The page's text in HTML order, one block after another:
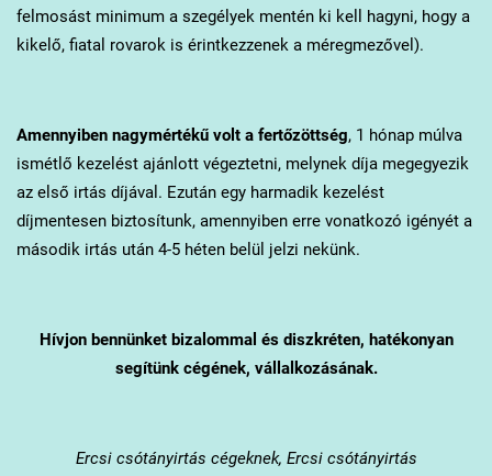
felmosást minimum a szegélyek mentén ki kell hagyni, hogy a
kikelő, fiatal rovarok is érintkezzenek a méregmezővel).
Amennyiben nagymértékű volt a fertőzöttség, 1 hónap múlva
ismétlő kezelést ajánlott végeztetni, melynek díja megegyezik
az első irtás díjával. Ezután egy harmadik kezelést
díjmentesen biztosítunk, amennyiben erre vonatkozó igényét a
második irtás után 4-5 héten belül jelzi nekünk.
Hívjon bennünket bizalommal és diszkréten, hatékonyan
segítünk cégének, vállalkozásának.
Ercsicsótányirtás cégeknek, Ercsi csótányirtás